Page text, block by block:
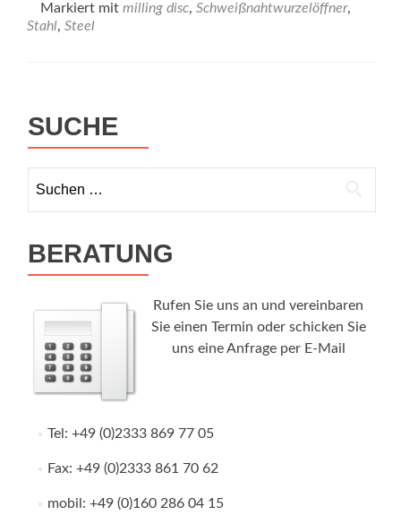
Markiert mit milling disc, Schweißnahtwurzelöffner,
Stahl, Steel
SUCHE
nach:
BERATUNG
Rufen Sie uns an und vereinbaren
Sie einen Termin oder schicken Sie
uns eine Anfrage per E-Mail
Tel: +49 (0)2333 869 77 05
Fax: +49 (0)2333 861 70 62
mobil: +49 (0)160 286 04 15